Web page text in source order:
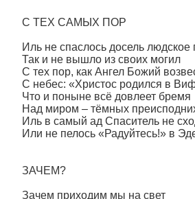
С ТЕХ САМЫХ ПОР
Иль не спаслось досель людское
Так и не вышло из своих могил
С тех пор, как Ангел Божий
С небес: «Христос родился в
Что и поныне всё довлеет бремя
Над миром – тёмных
Иль в самый ад Спаситель не
Или не пелось «Радуйтесь!» в
ЗАЧЕМ?
Зачем приходим мы на свет